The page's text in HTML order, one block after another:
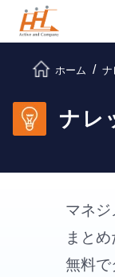
ホーム ナ
ナレ
マネジ
まとめ
無料で